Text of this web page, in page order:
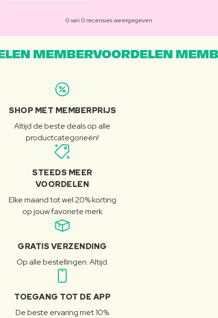
0 van 0 recensies weergegeven
MEMBERVOORDELEN
SHOP MET MEMBERPRIJS
Altijd de beste deals op alle
productcategorieën!
STEEDS MEER
VOORDELEN
Elke maand tot wel 20% korting
op jouw favoriete merk
GRATIS VERZENDING
Op alle bestellingen. Altijd.
TOEGANG TOT DE APP
De beste ervaring met 10%